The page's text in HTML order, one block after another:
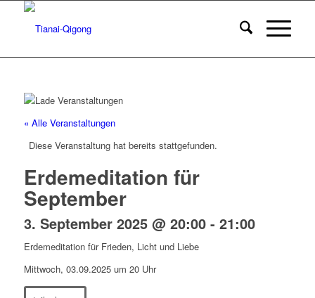
« Alle Veranstaltungen
Diese Veranstaltung hat bereits stattgefunden.
Erdemeditation für
September
3. September 2025 @ 20:00- 21:00
Erdemeditation für Frieden, Licht und Liebe
Mittwoch, 03.09.2025 um 20 Uhr